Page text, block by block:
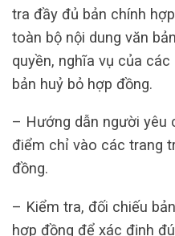
tra đầy đủ bản chính
toàn bộ nội dung văn
quyền, nghĩa vụ của
bản huỷ bỏ hợp đồng.
– Hướng dẫn người yêu
điểm chỉ vào các trang
đồng.
– Kiểm tra, đối chiếu
hợp đồng để xác định